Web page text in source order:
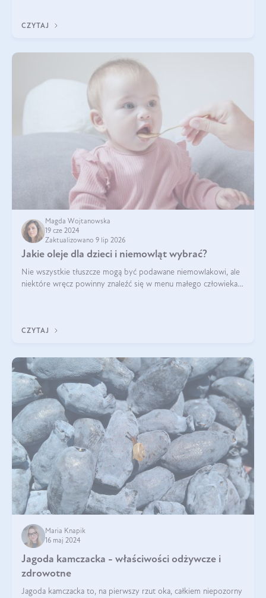
CZYTAJ
Magda Wojtanowska
19 cze 2024
Zaktualizowano 9 lip 2026
Jakie oleje dla dzieci i niemowląt wybrać?
Nie wszystkie tłuszcze mogą być podawane niemowlakowi, ale
niektóre wręcz powinny znaleźć się w menu małego człowieka.
CZYTAJ
Maria Knapik
16 maj 2024
Jagoda kamczacka - właściwości odżywcze i
zdrowotne
Jagoda kamczacka to, na pierwszy rzut oka, całkiem niepozorny